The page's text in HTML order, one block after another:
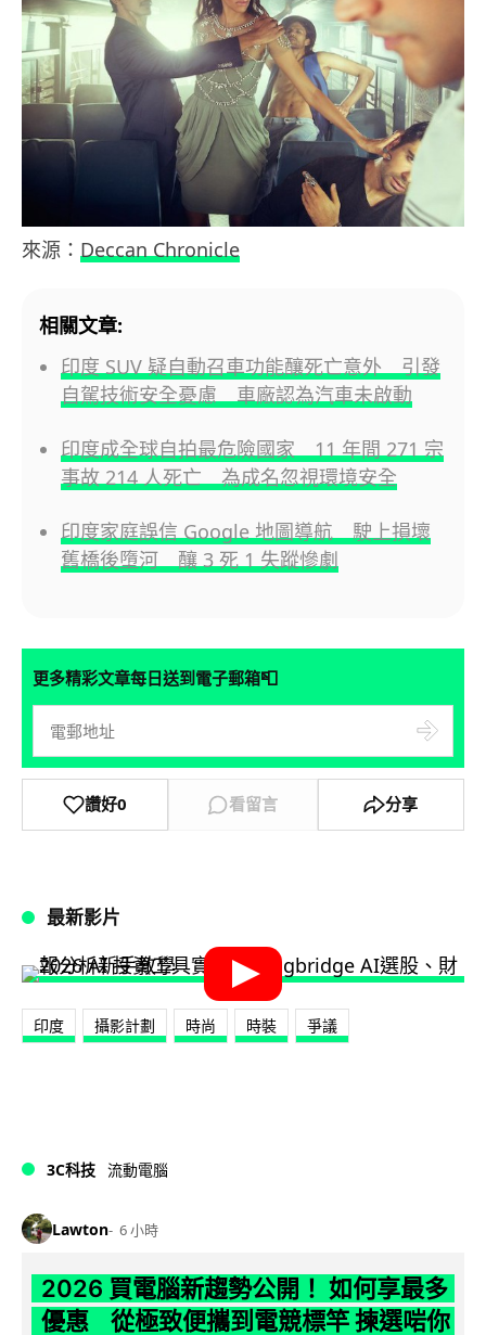
來源： Deccan Chronicle
相關文章:
印度 SUV 疑自動召車功能釀死亡意外 引發
自駕技術安全憂慮 車廠認為汽車未啟動
印度成全球自拍最危險國家 11 年間 271 宗
事故 214 人死亡 為成名忽視環境安全
印度家庭誤信 Google 地圖導航 駛上損壞
舊橋後墮河 釀 3 死 1 失蹤慘劇
更多精彩文章每日送到電子郵箱📮
讚好0 看留言 分享
最新影片
印度 攝影計劃 時尚 時裝 爭議
3C科技 流動電腦
Lawton 6 小時
2026 買電腦新趨勢公開！ 如何享最多
優惠 從極致便攜到電競標竿 揀選啱你